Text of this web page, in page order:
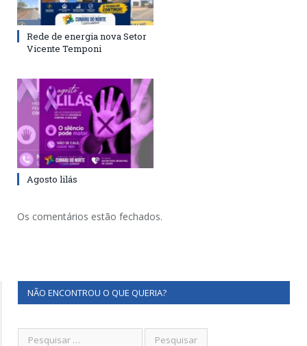
Rede de energia nova Setor
Vicente Temponi
Agosto lilás
Os comentários estão fechados.
NÃO ENCONTROU O QUE QUERIA?